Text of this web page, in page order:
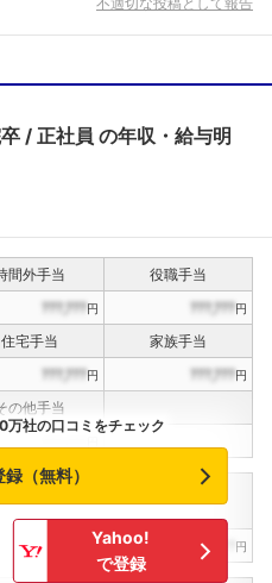
ローしませんか？
正社員 の年収・給与明
間外手当
役職手当
???,???円 ???,???円
住宅手当
家族手当
???,???円 ???,???円
の他手当
ンティブ賞与
決算賞与
???,??? 円 ???,??? 円
万社の口コミをチェック
（無料）
Yahoo!
で登録